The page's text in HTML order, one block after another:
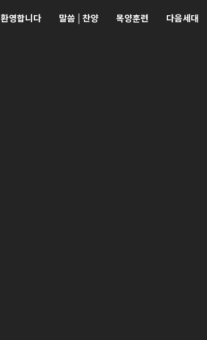
환영합니다 말씀 | 찬양 목양훈련 다음세대